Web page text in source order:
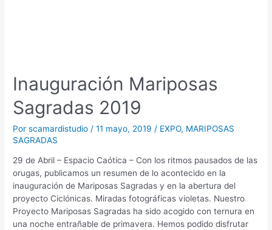
Inauguración Mariposas
Sagradas 2019
Porscamardistudio /11 mayo, 2019 / EXPO, MARIPOSAS
SAGRADAS
29 de Abril – Espacio Caótica – Con los ritmos pausados de las
orugas, publicamos un resumen de lo acontecido en la
inauguración de Mariposas Sagradas y en la abertura del
proyecto Ciclónicas. Miradas fotográficas violetas. Nuestro
Proyecto Mariposas Sagradas ha sido acogido con ternura en
una noche entrañable de primavera. Hemos podido disfrutar